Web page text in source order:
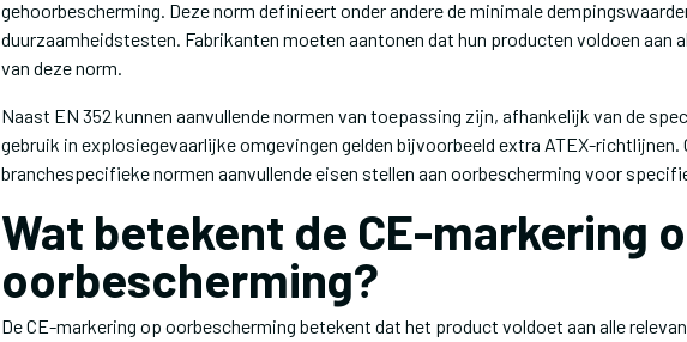
gehoorbescherming. Deze norm definieert onder andere de minimale
duurzaamheidstesten. Fabrikanten moeten aantonen dat hun producten voldoen aan
van deze norm.
Naast EN 352 kunnen aanvullende normen van toepassing zijn, afhankelijk van de
gebruik in explosiegevaarlijke omgevingen gelden bijvoorbeeld extra ATEX-richtlijnen.
branchespecifieke normen aanvullende eisen stellen aan oorbescherming voor
Wat betekent de CE-markering
oorbescherming?
De CE-markering op oorbescherming betekent dat het product voldoet aan alle